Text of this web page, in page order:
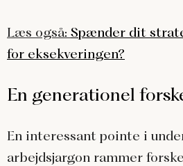
Læs også: Spænder dit
for eksekveringen?
En generationel
En interessant pointe i
arbejdsjargon rammer